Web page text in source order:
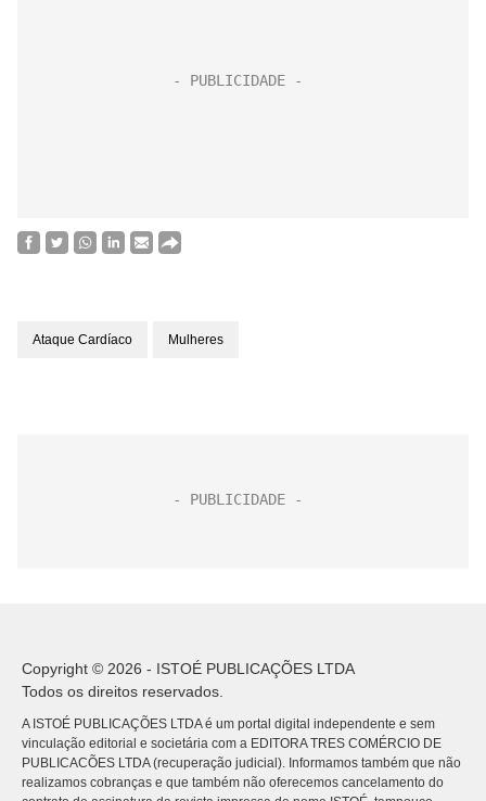
Ataque Cardíaco Mulheres
Copyright © 2026 - ISTOÉ PUBLICAÇÕES LTDA
Todos os direitos reservados.
A ISTOÉ PUBLICAÇÕES LTDA é um portal digital independente e sem
vinculação editorial e societária com a EDITORA TRES COMÉRCIO DE
PUBLICACÕES LTDA (recuperação judicial). Informamos também que não
realizamos cobranças e que também não oferecemos cancelamento do